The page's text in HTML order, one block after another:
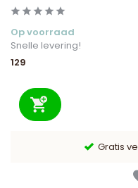
Op voorraad
Snelle levering!
129